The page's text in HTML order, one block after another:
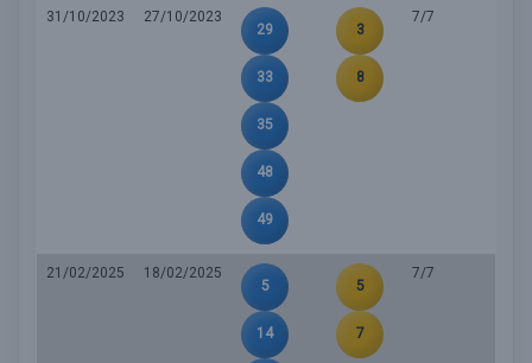
31/10/2023
27/10/2023
29
33
35
48
49
3
8
7/7
21/02/2025
18/02/2025
5
14
5
7
7/7